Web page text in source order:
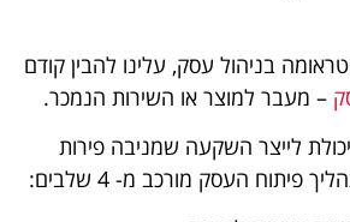
בניהול עסק, עלינו להבין קודם
– מעבר למוצר או השירות הנמכר.
לייצר השקעה שמניבה פירות
פיתוח העסק מורכב מ- 4 שלבים: